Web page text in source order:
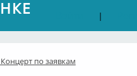
|
по заявкам